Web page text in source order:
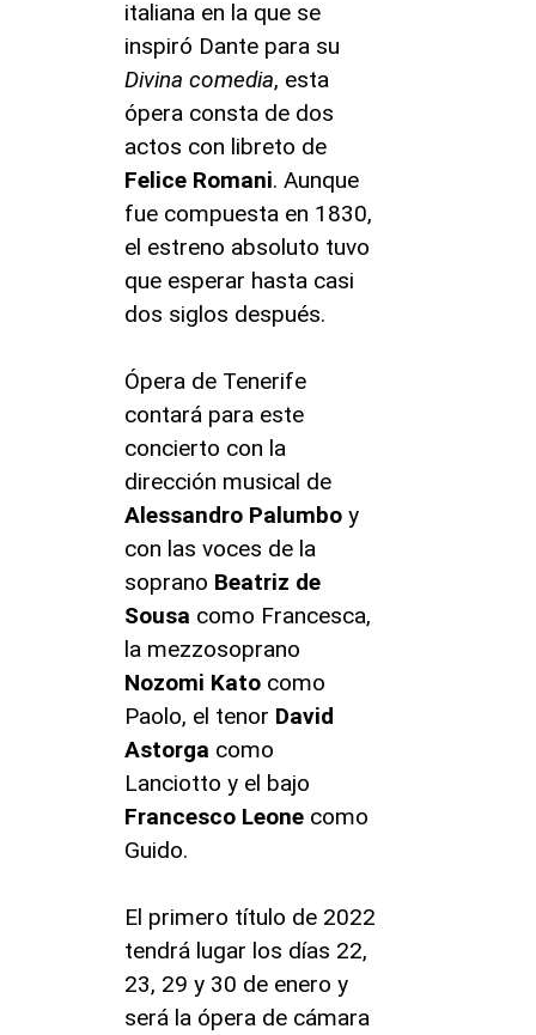
italiana en la que se
inspiró Dante para su
Divina comedia, esta
ópera consta de dos
actos con libreto de
Felice Romani. Aunque
fue compuesta en 1830,
el estreno absoluto tuvo
que esperar hasta casi
dos siglos después.
Ópera de Tenerife
contará para este
concierto con la
dirección musical de
Alessandro Palumbo y
con las voces de la
soprano Beatriz de
Sousa como Francesca,
la mezzosoprano
Nozomi Kato como
Paolo, el tenor David
Astorga como
Lanciotto y el bajo
Francesco Leone como
Guido.
El primero título de 2022
tendrá lugar los días 22,
23, 29 y 30 de enero y
será la ópera de cámara